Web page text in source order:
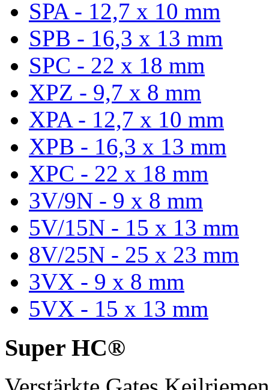
SPA - 12,7 x 10 mm
SPB - 16,3 x 13 mm
SPC - 22 x 18 mm
XPZ - 9,7 x 8 mm
XPA - 12,7 x 10 mm
XPB - 16,3 x 13 mm
XPC - 22 x 18 mm
3V/9N - 9 x 8 mm
5V/15N - 15 x 13 mm
8V/25N - 25 x 23 mm
3VX - 9 x 8 mm
5VX - 15 x 13 mm
Super HC®